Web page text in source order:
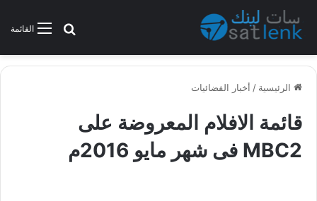
القائمةبحث عن
الرئيسية / أخبار الفضائيات
قائمة الافلام المعروضة على
MBC2 فى شهر مايو 2016م